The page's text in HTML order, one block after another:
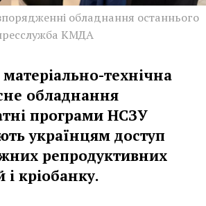
обладнання останнього
КМДА
технічна
обладнання
програми НСЗУ
українцям доступ
репродуктивних
і кріобанку.